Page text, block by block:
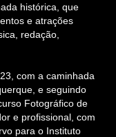
histórica, que
e atrações
redação,
com a caminhada
e seguindo
Fotográfico de
e profissional, com
para o Instituto